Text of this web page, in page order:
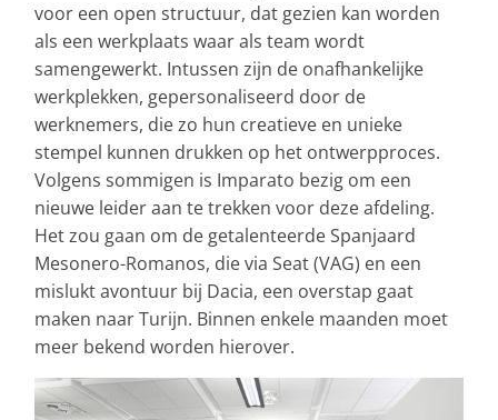
voor een open structuur, dat gezien kan worden
als een werkplaats waar als team wordt
samengewerkt. Intussen zijn de onafhankelijke
werkplekken, gepersonaliseerd door de
werknemers, die zo hun creatieve en unieke
stempel kunnen drukken op het ontwerpproces.
Volgens sommigen is Imparato bezig om een
nieuwe leider aan te trekken voor deze afdeling.
Het zou gaan om de getalenteerde Spanjaard
Mesonero-Romanos, die via Seat (VAG) en een
mislukt avontuur bij Dacia, een overstap gaat
maken naar Turijn. Binnen enkele maanden moet
meer bekend worden hierover.